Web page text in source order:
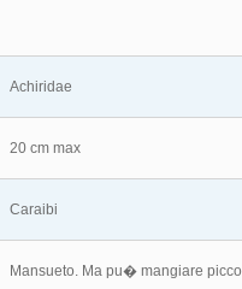
Achiridae
20 cm max
Caraibi
Mansueto. Ma pu� mangiare